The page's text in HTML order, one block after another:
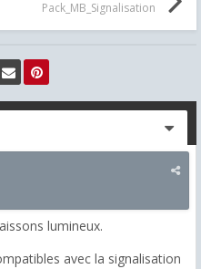
Pack_MB_Signalisation
lumineux.
avec la signalisation